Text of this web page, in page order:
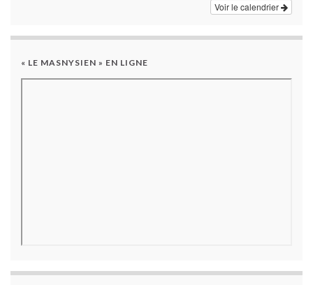
Voir le calendrier
« LE MASNYSIEN » EN LIGNE